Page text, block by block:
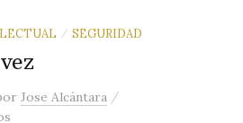
/ SEGURIDAD
Jose Alcántara /